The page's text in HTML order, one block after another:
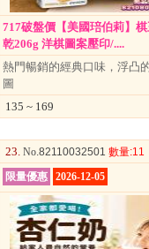
717破盤價【美國琣伯莉】
乾206g 洋棋圖案壓印/....
熱門暢銷的經典口味，浮凸
圖
135 ~ 169
23. No.82110032501 數量:11
限量優惠
2026-12-05